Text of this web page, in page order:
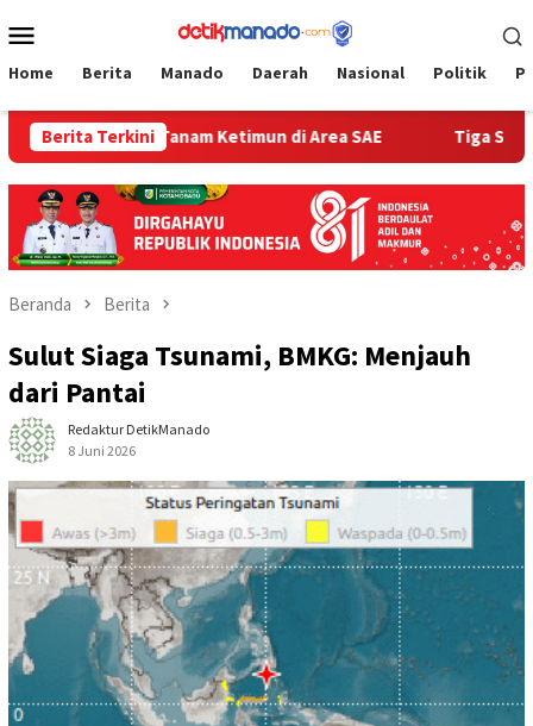
ke
Mobile
Home Berita Manado Daerah Nasional Politik
Berita Terkini
Tanam Ketimun di Area SAE Tiga Srikandi
Beranda Berita
Sulut Siaga Tsunami, BMKG: Menjauh
dari Pantai
Redaktur DetikManado
8 Juni 2026